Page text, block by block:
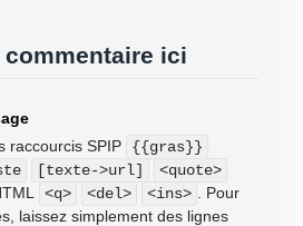
ici
raccourcis SPIP
{{gras}}
[texte->url]
<quote>
<q> <del> <ins>
. Pour
laissez simplement des lignes